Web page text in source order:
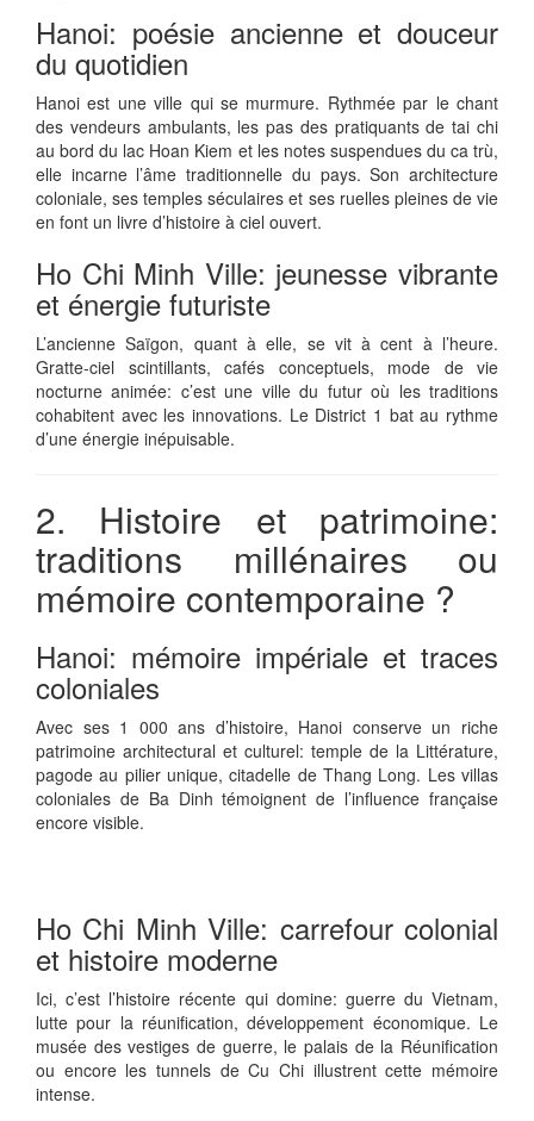
Hanoi: poésie ancienne et douceur
du quotidien
Hanoi est une ville qui se murmure. Rythmée par le chant
des vendeurs ambulants, les pas des pratiquants de tai chi
au bord du lac Hoan Kiem et les notes suspendues du ca trù,
elle incarne l’âme traditionnelle du pays. Son architecture
coloniale, ses temples séculaires et ses ruelles pleines de vie
en font un livre d’histoire à ciel ouvert.
Ho Chi Minh Ville: jeunesse vibrante
et énergie futuriste
L’ancienne Saïgon, quant à elle, se vit à cent à l’heure.
Gratte-ciel scintillants, cafés conceptuels, mode de vie
nocturne animée: c’est une ville du futur où les traditions
cohabitent avec les innovations. Le District 1 bat au rythme
d’une énergie inépuisable.
2. Histoire et patrimoine:
traditions millénaires ou
mémoire contemporaine ?
Hanoi: mémoire impériale et traces
coloniales
Avec ses 1 000 ans d’histoire, Hanoi conserve un riche
patrimoine architectural et culturel: temple de la Littérature,
pagode au pilier unique, citadelle de Thang Long. Les villas
coloniales de Ba Dinh témoignent de l’influence française
encore visible.
Ho Chi Minh Ville: carrefour colonial
et histoire moderne
Ici, c’est l’histoire récente qui domine: guerre du Vietnam,
lutte pour la réunification, développement économique. Le
musée des vestiges de guerre, le palais de la Réunification
ou encore les tunnels de Cu Chi illustrent cette mémoire
intense.